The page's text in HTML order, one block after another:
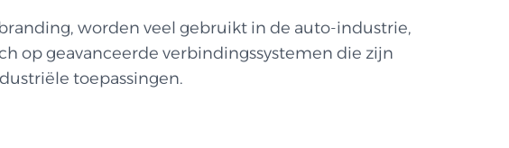
worden veel gebruikt in de auto-industrie,
op geavanceerde verbindingssystemen die zijn
toepassingen.